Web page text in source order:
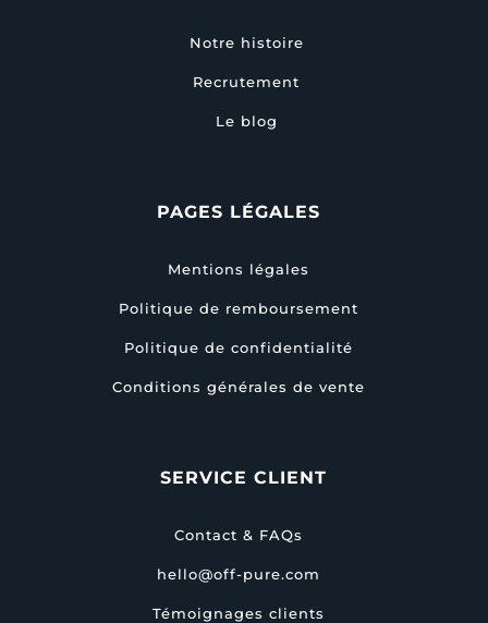
Notre histoire
Recrutement
Le blog
PAGES LÉGALES
Mentions légales
Politique de remboursement
Politique de confidentialité
Conditions générales de vente
SERVICE CLIENT
Contact & FAQs
hello@off-pure.com
Témoignages clients